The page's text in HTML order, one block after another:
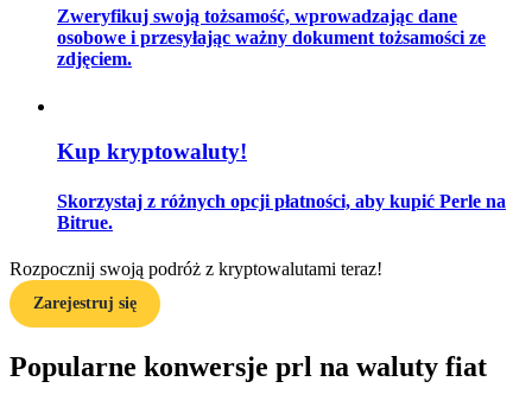
Dowiedz się, jak zachować rentowność
Zweryfikuj swoją tożsamość, wprowadzając dane
osobowe i przesyłając ważny dokument tożsamości ze
zdjęciem.
Kup kryptowaluty!
Skorzystaj z różnych opcji płatności, aby kupić Perle na
Bitrue.
Rozpocznij swoją podróż z kryptowalutami teraz!
Zarejestruj się
Popularne konwersje prl na waluty fiat